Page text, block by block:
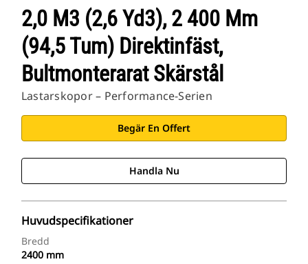
2,0 M3 (2,6 Yd3), 2 400 Mm
(94,5 Tum) Direktinfäst,
Bultmonterarat Skärstål
Lastarskopor – Performance-Serien
Begär En Offert
Handla Nu
Huvudspecifikationer
Bredd
2400 mm